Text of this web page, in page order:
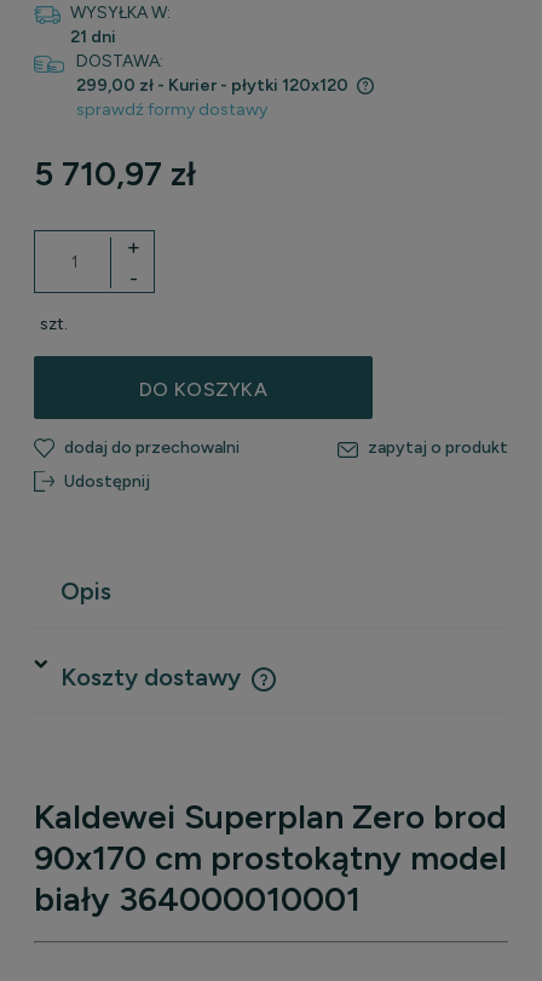
WYSYŁKA W:
21 dni
DOSTAWA:
299,00 zł - Kurier - płytki 120x120
Cena nie zawiera ewentualnych kosztów płatności
sprawdź formy dostawy
5 710,97 zł
-
+
szt.
DO KOSZYKA
dodaj do przechowalni
zapytaj o produkt
Udostępnij
Opis
Koszty dostawy
Cena nie zawiera ewentualnych kosztów płatności
Kaldewei Superplan Zero
90x170 cm prostokątny model
biały 364000010001